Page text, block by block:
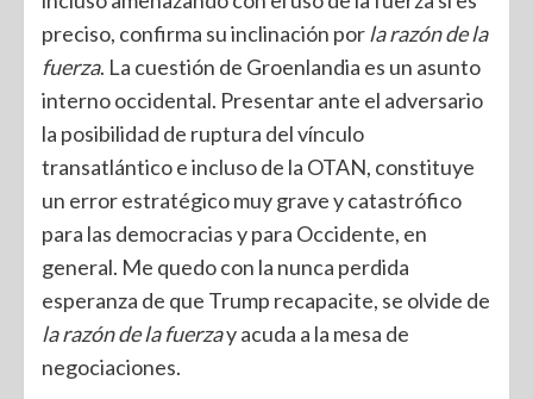
preciso, confirma su inclinación porla razón de la
fuerza. La cuestión de Groenlandia es un asunto
interno occidental. Presentar ante el adversario
la posibilidad de ruptura del vínculo
transatlántico e incluso de la OTAN, constituye
un error estratégico muy grave y catastrófico
para las democracias y para Occidente, en
general. Me quedo con la nunca perdida
esperanza de que Trump recapacite, se olvide de
larazón de la fuerzay acuda a la mesa de
negociaciones.